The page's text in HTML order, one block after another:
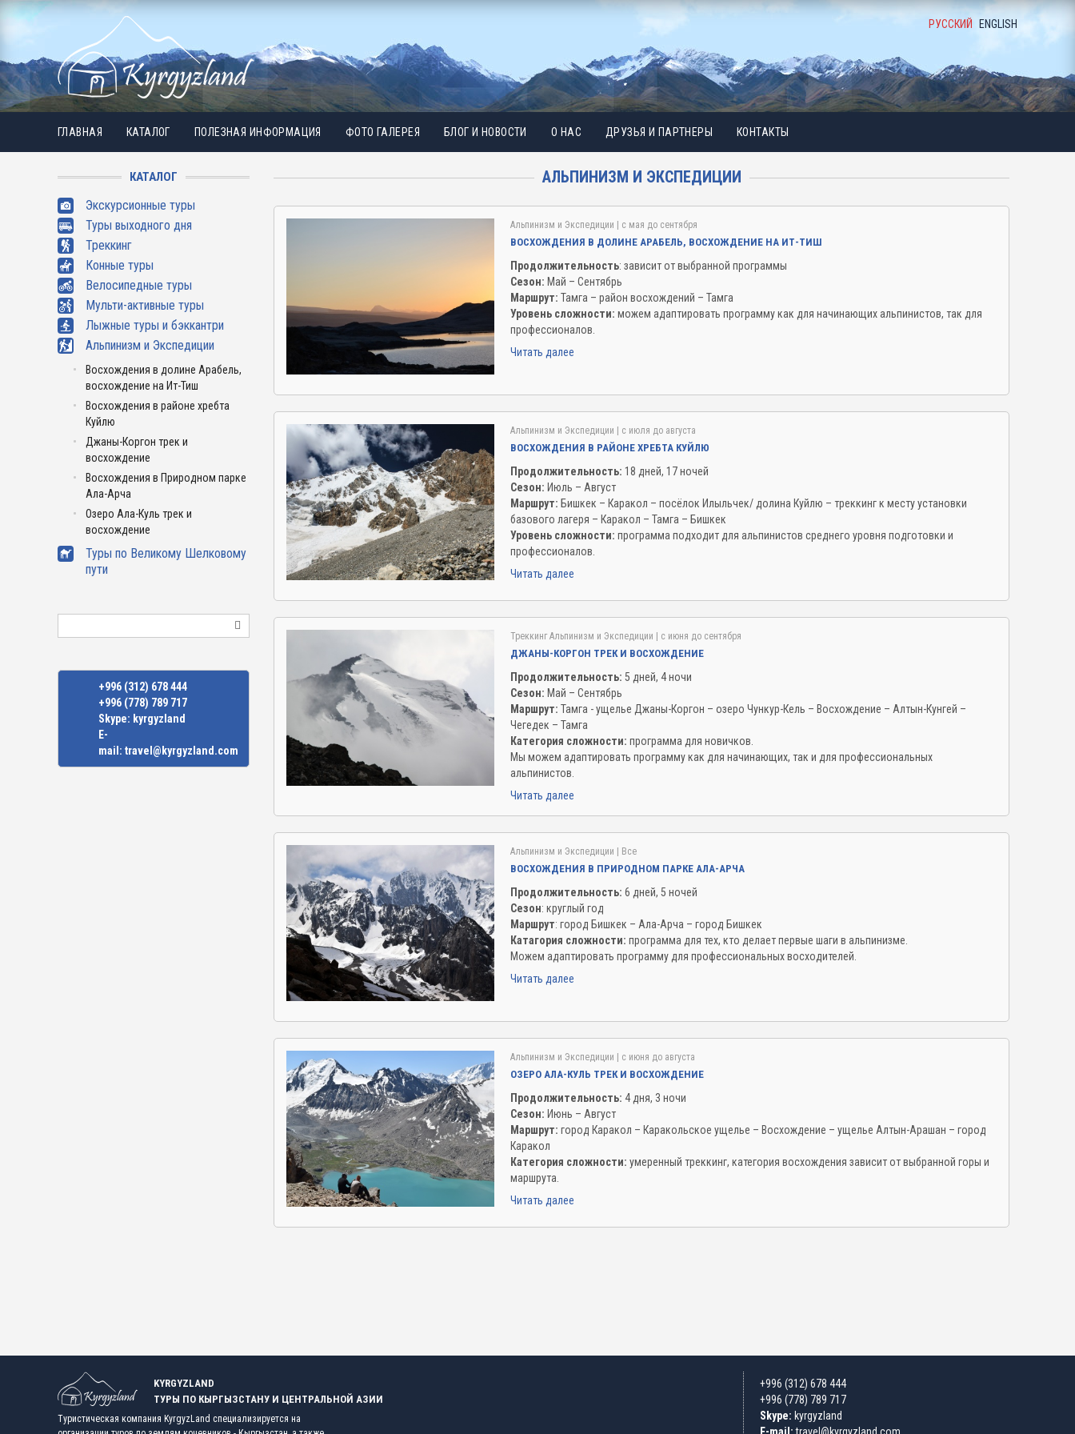
РУССКИЙ ENGLISH
ГЛАВНАЯ КАТАЛОГ ПОЛЕЗНАЯ ИНФОРМАЦИЯ ФОТО ГАЛЕРЕЯ БЛОГ И НОВОСТИ О НАС ДРУЗЬЯ И ПАРТНЕРЫ КОНТАКТЫ
КАТАЛОГ
Экскурсионные туры
Туры выходного дня
Треккинг
Конные туры
Велосипедные туры
Мульти-активные туры
Лыжные туры и бэккантри
Альпинизм и Экспедиции
Восхождения в долине Арабель,
восхождение на Ит-Тиш
Восхождения в районе хребта
Куйлю
Джаны-Коргон трек и
восхождение
Восхождения в Природном парке
Ала-Арча
Озеро Ала-Куль трек и
восхождение
Туры по Великому Шелковому
пути
+996 (312) 678 444
+996 (778) 789 717
Skype: kyrgyzland
E-
mail: travel@kyrgyzland.com
АЛЬПИНИЗМ И ЭКСПЕДИЦИИ
Альпинизм и Экспедиции | c мая до сентября
ВОСХОЖДЕНИЯ В ДОЛИНЕ АРАБЕЛЬ, ВОСХОЖДЕНИЕ НА ИТ-ТИШ
Продолжительность: зависит от выбранной программы
Сезон: Май – Сентябрь
Маршрут: Тамга – район восхождений – Тамга
Уровень сложности: можем адаптировать программу как для начинающих альпинистов, так для
профессионалов.
Читать далее
Альпинизм и Экспедиции | c июля до августа
ВОСХОЖДЕНИЯ В РАЙОНЕ ХРЕБТА КУЙЛЮ
Продолжительность: 18 дней, 17 ночей
Сезон: Июль – Август
Маршрут: Бишкек – Каракол – посёлок Илыльчек/ долина Куйлю – треккинг к месту установки
базового лагеря – Каракол – Тамга – Бишкек
Уровень сложности: программа подходит для альпинистов среднего уровня подготовки и
профессионалов.
Читать далее
Треккинг Альпинизм и Экспедиции | c июня до сентября
ДЖАНЫ-КОРГОН ТРЕК И ВОСХОЖДЕНИЕ
Продолжительность: 5 дней, 4 ночи
Сезон: Май – Сентябрь
Маршрут: Тамга - ущелье Джаны-Коргон – озеро Чункур-Кель – Восхождение – Алтын-Кунгей –
Чегедек – Тамга
Категория сложности: программа для новичков.
Мы можем адаптировать программу как для начинающих, так и для профессиональных
альпинистов.
Читать далее
Альпинизм и Экспедиции | Все
ВОСХОЖДЕНИЯ В ПРИРОДНОМ ПАРКЕ АЛА-АРЧА
Продолжительность: 6 дней, 5 ночей
Сезон: круглый год
Маршрут: город Бишкек – Ала-Арча – город Бишкек
Катагория сложности: программа для тех, кто делает первые шаги в альпинизме.
Можем адаптировать программу для профессиональных восходителей.
Читать далее
Альпинизм и Экспедиции | c июня до августа
ОЗЕРО АЛА-КУЛЬ ТРЕК И ВОСХОЖДЕНИЕ
Продолжительность: 4 дня, 3 ночи
Сезон: Июнь – Август
Маршрут: город Каракол – Каракольское ущелье – Восхождение – ущелье Алтын-Арашан – город
Каракол
Категория сложности: умеренный треккинг, категория восхождения зависит от выбранной горы и
маршрута.
Читать далее
+996 (312) 678 444
+996 (778) 789 717
Skype: kyrgyzland
KYRGYZLAND
ТУРЫ ПО КЫРГЫЗСТАНУ И ЦЕНТРАЛЬНОЙ АЗИИ
Туристическая компания KyrgyzLand специализируется на